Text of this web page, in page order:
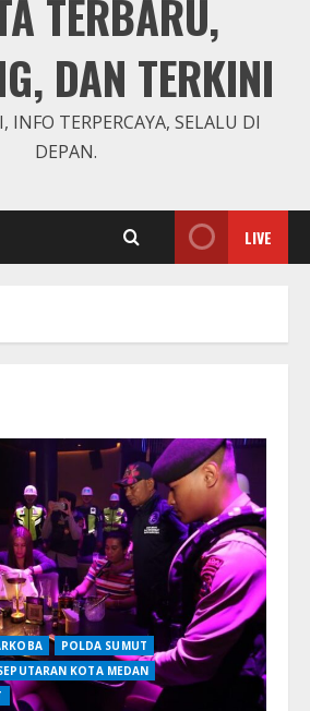
TERBARU,
DAN TERKINI
INFO TERPERCAYA, SELALU DI
DEPAN.
LIVE
POLDA SUMUT
KOTA MEDAN